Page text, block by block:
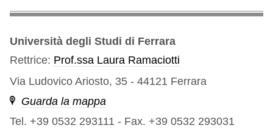
Università degli Studi di Ferrara
Rettrice: Prof.ssa Laura Ramaciotti
Via Ludovico Ariosto, 35 - 44121 Ferrara
Guarda la mappa
Tel. +39 0532 293111 - Fax. +39 0532 293031